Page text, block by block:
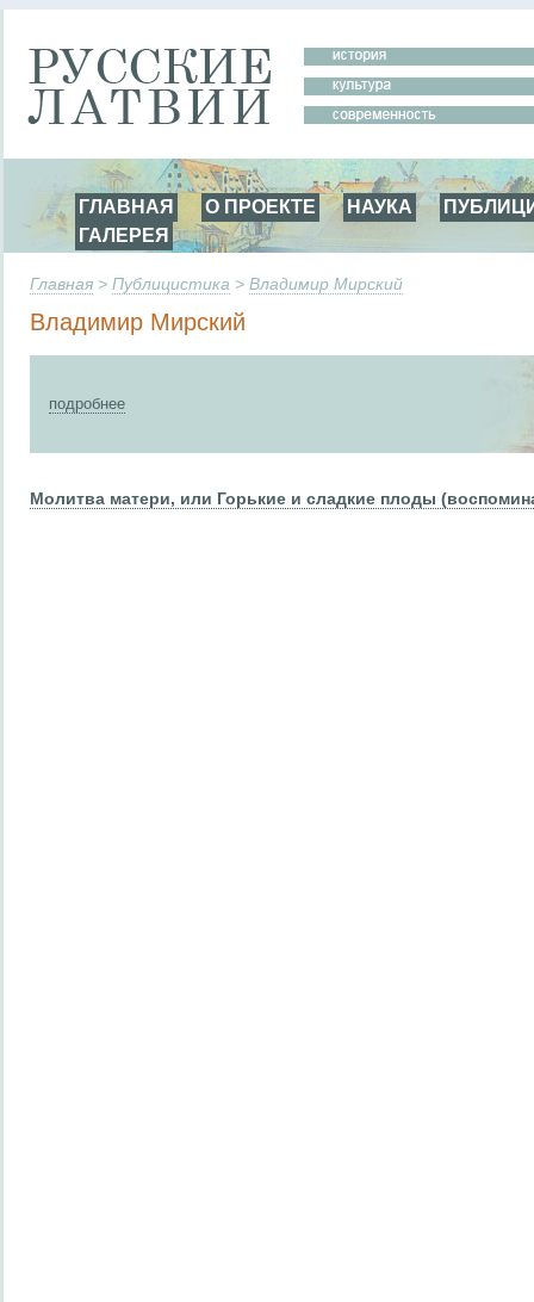
ГЛАВНАЯ О ПРОЕКТЕ НАУКА
ГАЛЕРЕЯ
Главная > Публицистика > Владимир Мирский
Владимир Мирский
подробнее
Молитва матери, или Горькие и сладкие плоды